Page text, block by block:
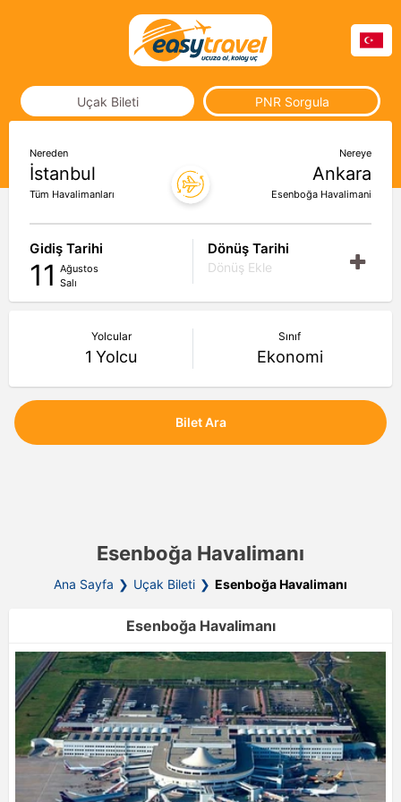
Uçak Bileti PNR Sorgula
Nereden
İstanbul
Tüm Havalimanları
Nereye
Ankara
Esenboğa Havalimani
Gidiş Tarihi
11 Ağustos
Salı
Dönüş Tarihi
Dönüş Ekle
Yolcular
1 Yolcu
Sınıf
Ekonomi
Bilet Ara
Esenboğa Havalimanı
Ana Sayfa Uçak Bileti Esenboğa Havalimanı
Esenboğa Havalimanı